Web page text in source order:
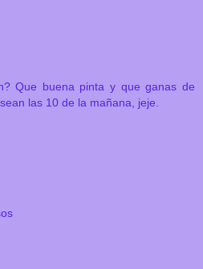
Que buena pinta y que ganas de
las 10 de la mañana, jeje.